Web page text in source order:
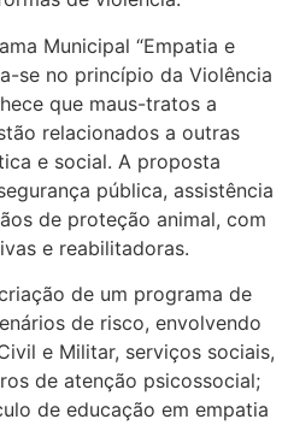
Municipal “Empatia e
se no princípio da Violência
que maus-tratos a
relacionados a outras
e social. A proposta
pública, assistência
de proteção animal, com
e reabilitadoras.
de um programa de
de risco, envolvendo
e Militar, serviços sociais,
de atenção psicossocial;
de educação em empatia